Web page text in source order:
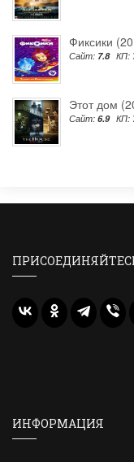
Фиксики
Сайт: 7.8 КП:
Этот дом
Сайт: 6.9 КП:
ИНФОРМАЦИЯ